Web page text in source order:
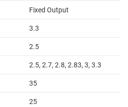
Fixed Output
3.3
2.5
2.5, 2.7, 2.8, 2.83, 3, 3.3
35
25